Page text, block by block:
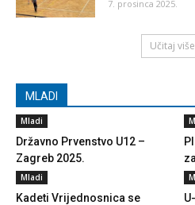
7. prosinca 2025.
Učitaj više
MLADI
Mladi
Državno Prvenstvo U12 –
Zagreb 2025.
Mladi
Kadeti Vrijednosnica se